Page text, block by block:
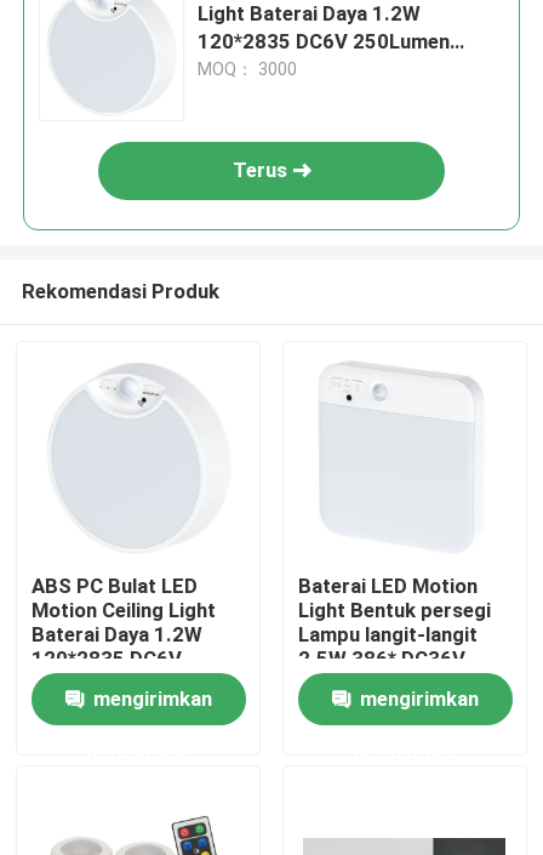
Rumah
Video
Light Baterai Daya 1.2W
120*2835 DC6V 250Lumen
RA80
MOQ： 3000
Terus
Rekomendasi Produk
ABS PC Bulat LED
Motion Ceiling Light
Baterai Daya 1.2W
120*2835 DC6V
250Lumen RA80
mengirimkan
Baterai LED Motion
Light Bentuk persegi
Lampu langit-langit
2.5W 386* DC36V
250Lumen
mengirimkan